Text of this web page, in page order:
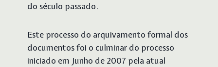
do século passado.
Este processo do arquivamento formal dos
documentos foi o culminar do processo
iniciado em Junho de 2007 pela atual